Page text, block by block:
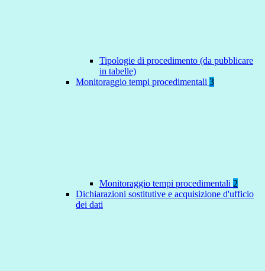
Tipologie di procedimento (da pubblicare
in tabelle)
Monitoraggio tempi procedimentali 3
Monitoraggio tempi procedimentali 2
Dichiarazioni sostitutive e acquisizione d'ufficio
dei dati